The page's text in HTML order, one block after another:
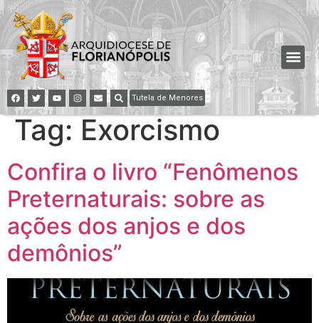
Tutela de Menores
Tag: Exorcismo
Confira o livro “Fenômenos
Preternaturais: sobre as
ações dos anjos e dos
demônios”